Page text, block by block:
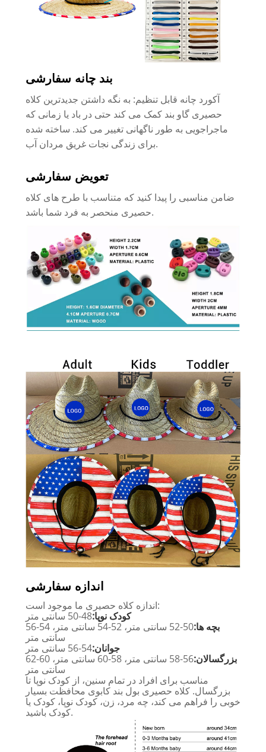
بند چانه سفارشی
آکورد چانه قابل تنظیم: به نگه داشتن جدیدترین کلاه
حصیری گاو بند کمک می کند حتی در باد یا زمانی که
ماجراجویی به طور ناگهانی تغییر می کند. ساخته شده
برای زندگی نجات غریق مردان آب.
تعویض سفارشی
ضامن مناسبی را پیدا کنید که متناسب با طرح های کلاه
حصیری منحصر به فرد شما باشد.
اندازه سفارشی
اندازه کلاه حصیری ما موجود است:
کودک نوپا:48-50 سانتی متر
بچه ها:
50-52 سانتی متر، 52-54 سانتی متر، 54-56
سانتی متر
جوانان:54-56 سانتی متر
بزرگسالان:
56-58 سانتی متر، 58-60 سانتی متر، 60-62
سانتی متر
مناسب برای افراد در تمام سنین، از کودک نوپا تا
بزرگسال. کلاه حصیری بول بند کابوی محافظت بسیار
خوبی را فراهم می کند، چه مرد، زن، کودک نوپا، کودک یا
کودک باشید.